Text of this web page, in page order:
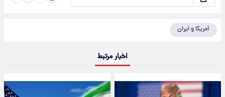
آمریکا و ایران
اخبار مرتبط